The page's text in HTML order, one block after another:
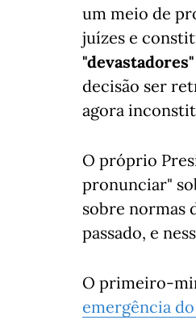
um meio de
juízes e
decisão ser
agora
O próprio
pronunciar"
sobre normas
passado, e
O primeiro-
emergência